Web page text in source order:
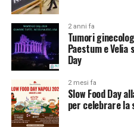
2 anni fa
Tumori
Paestum e Velia
Day
2 mesi fa
Slow Food Day
per celebrare la